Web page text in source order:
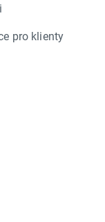
pro klienty